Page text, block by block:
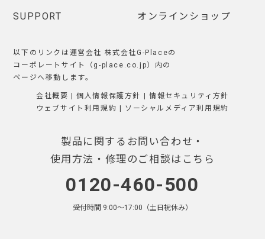
SUPPORT オンラインショップ
以下のリンクは運営会社 株式会社G-Placeの
コーポレートサイト（g-place.co.jp）内の
ページへ移動します。
会社概要 |個人情報保護方針 | 情報セキュリティ方針
ウェブサイト利用規約 | ソーシャルメディア利用規約
製品に関するお問い合わせ・
使用方法・修理のご相談はこちら
0120-460-500
受付時間 9:00〜17:00（土日祝休み）